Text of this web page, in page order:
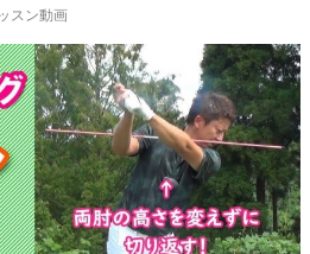
スン動画